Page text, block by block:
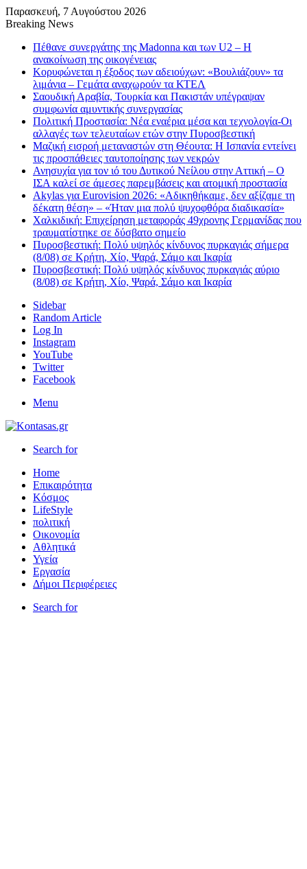
Παρασκευή, 7 Αυγούστου 2026
Breaking News
Πέθανε συνεργάτης της Madonna και των U2 – Η
ανακοίνωση της οικογένειας
Κορυφώνεται η έξοδος των αδειούχων: «Βουλιάζουν» τα
λιμάνια – Γεμάτα αναχωρούν τα ΚΤΕΛ
Σαουδική Αραβία, Τουρκία και Πακιστάν υπέγραψαν
συμφωνία αμυντικής συνεργασίας
Πολιτική Προστασία: Νέα εναέρια μέσα και τεχνολογία-Οι
αλλαγές των τελευταίων ετών στην Πυροσβεστική
Μαζική εισροή μεταναστών στη Θέουτα: Η Ισπανία εντείνει
τις προσπάθειες ταυτοποίησης των νεκρών
Ανησυχία για τον ιό του Δυτικού Νείλου στην Αττική – Ο
ΙΣΑ καλεί σε άμεσες παρεμβάσεις και ατομική προστασία
Akylas για Eurovision 2026: «Aδικηθήκαμε, δεν αξίζαμε τη
δέκατη θέση» – «Ήταν μια πολύ ψυχοφθόρα διαδικασία»
Χαλκιδική: Επιχείρηση μεταφοράς 49χρονης Γερμανίδας που
τραυματίστηκε σε δύσβατο σημείο
Πυροσβεστική: Πολύ υψηλός κίνδυνος πυρκαγιάς σήμερα
(8/08) σε Κρήτη, Χίο, Ψαρά, Σάμο και Ικαρία
Πυροσβεστική: Πολύ υψηλός κίνδυνος πυρκαγιάς αύριο
(8/08) σε Κρήτη, Χίο, Ψαρά, Σάμο και Ικαρία
Sidebar
Random Article
Log In
Instagram
YouTube
Twitter
Facebook
Menu
Search for
Home
Επικαιρότητα
Κόσμος
LifeStyle
πολιτική
Οικονομία
Αθλητικά
Υγεία
Εργασία
Δήμοι Περιφέρειες
Search for